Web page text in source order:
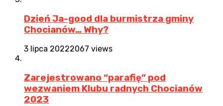
Dzień Ja-good dla burmistrza gminy
Chocianów… Why?
3 lipca 20222067 views
Zarejestrowano “parafię” pod
wezwaniem Klubu radnych Chocianów
2023